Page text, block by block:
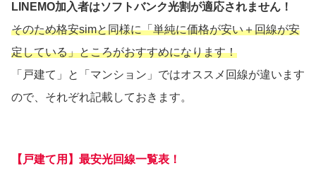
LINEMO加入者はソフトバンク光割が適応されません！
そのため格安simと同様に「単純に価格が安い＋回線が安
定している」ところがおすすめになります！
「戸建て」と「マンション」ではオススメ回線が違います
ので、それぞれ記載しておきます。
【戸建て用】最安光回線一覧表！